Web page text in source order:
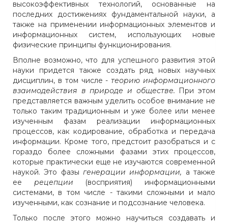
высокоэффективных технологий, основанные на
последних достижениях фундаментальной науки, а
также на применении информационных элементов и
информационных систем, использующих новые
физические принципы функционирования.
Вполне возможно, что для успешного развития этой
науки придется также создать ряд новых научных
дисциплин, в том числе -теорию информационного
взаимодействия в природе и обществе. При этом
представляется важным уделить особое внимание не
только таким традиционным и уже более или менее
изученным фазам реализации информационных
процессов, как кодирование, обработка и передача
информации. Кроме того, предстоит разобраться и с
гораздо более сложными фазами этих процессов,
которые практически еще не изучаются современной
наукой. Это фазы генерации информации, а также
ее рецепции
(восприятия) информационными
системами, в том числе - такими сложными и мало
изученными, как сознание и подсознание человека.
Только после этого можно научиться создавать и